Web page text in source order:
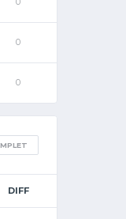
0
0
DIFF